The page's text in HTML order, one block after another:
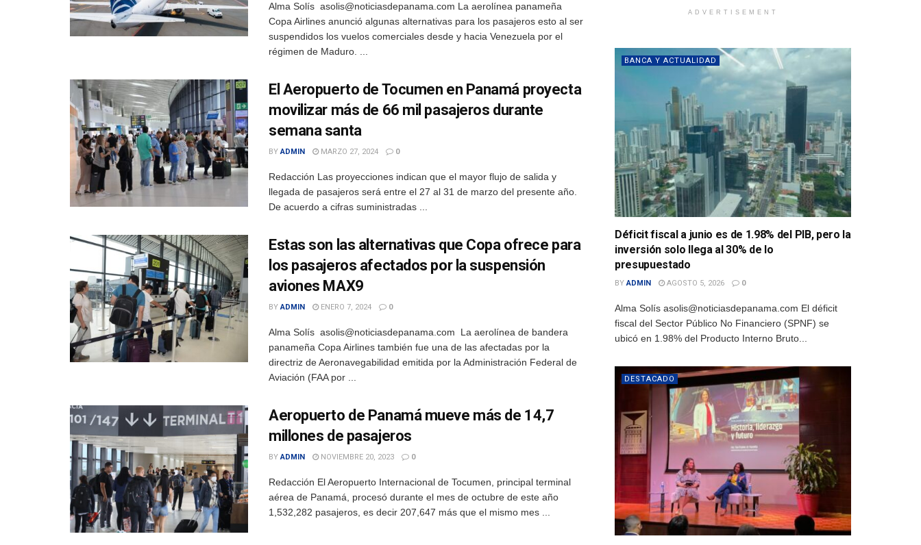
Alma Solís asolis@noticiasdepanama.com La aerolínea panameña
Copa Airlines anunció algunas alternativas para los pasajeros esto al ser
suspendidos los vuelos comerciales desde y hacia Venezuela por el
régimen de Maduro. ...
El Aeropuerto de Tocumen en Panamá proyecta
movilizar más de 66 mil pasajeros durante
semana santa
BY ADMIN MARZO 27, 2024 0
Redacción Las proyecciones indican que el mayor flujo de salida y
llegada de pasajeros será entre el 27 al 31 de marzo del presente año.
De acuerdo a cifras suministradas ...
Estas son las alternativas que Copa ofrece para
los pasajeros afectados por la suspensión
aviones MAX9
BY ADMIN ENERO 7, 2024 0
Alma Solís asolis@noticiasdepanama.com La aerolínea de bandera
panameña Copa Airlines también fue una de las afectadas por la
directriz de Aeronavegabilidad emitida por la Administración Federal de
Aviación (FAA por ...
Aeropuerto de Panamá mueve más de 14,7
millones de pasajeros
BY ADMIN NOVIEMBRE 20, 2023 0
Redacción El Aeropuerto Internacional de Tocumen, principal terminal
aérea de Panamá, procesó durante el mes de octubre de este año
1,532,282 pasajeros, es decir 207,647 más que el mismo mes ...
ADVERTISEMENT
BANCA Y ACTUALIDAD
Déficit fiscal a junio es de 1.98% del PIB, pero la
inversión solo llega al 30% de lo
presupuestado
BY ADMIN AGOSTO 5, 2026 0
Alma Solís asolis@noticiasdepanama.com El déficit
fiscal del Sector Público No Financiero (SPNF) se
ubicó en 1.98% del Producto Interno Bruto...
DESTACADO